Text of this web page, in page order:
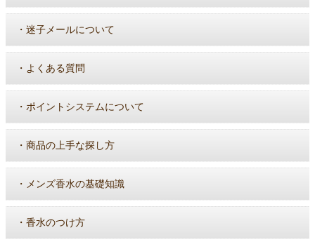
・ 迷子メールについて
・ よくある質問
・ ポイントシステムについて
・ 商品の上手な探し方
・ メンズ香水の基礎知識
・ 香水のつけ方